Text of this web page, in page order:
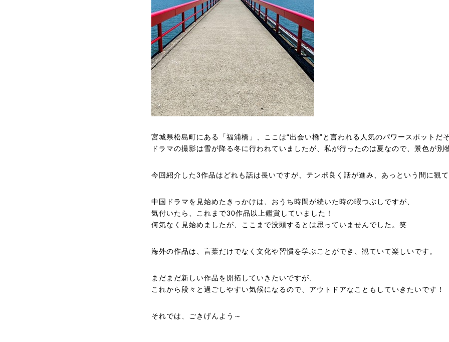
宮城県松島町にある「福浦橋」、ここは“出会い橋”と言われる人気のパワースポットだ
ドラマの撮影は雪が降る冬に行われていましたが、私が行ったのは夏なので、景色が
今回紹介した3作品はどれも話は長いですが、テンポ良く話が進み、あっという間に観て
中国ドラマを見始めたきっかけは、おうち時間が続いた時の暇つぶしですが、
気付いたら、これまで30作品以上鑑賞していました！
何気なく見始めましたが、ここまで没頭するとは思っていませんでした。笑
海外の作品は、言葉だけでなく文化や習慣を学ぶことができ、観ていて楽しいです。
まだまだ新しい作品を開拓していきたいですが、
これから段々と過ごしやすい気候になるので、アウトドアなこともしていきたいです！
それでは、ごきげんよう～